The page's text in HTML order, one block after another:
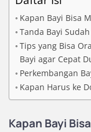
Kapan Bayi Bisa
Tanda Bayi
Tips yang Bisa
Bayi agar Cepat
Perkembangan
Kapan Harus ke
Kapan Bayi